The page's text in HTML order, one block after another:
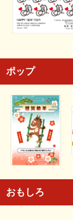
ポップ
おもしろ